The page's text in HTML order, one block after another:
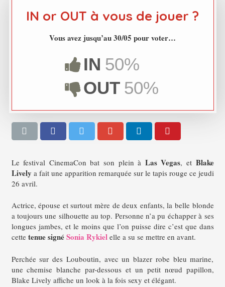
IN or OUT à vous de jouer ?
Vous avez jusqu’au 30/05 pour voter…
IN 50%
OUT 50%
Le festival CinemaCon bat son plein à Las Vegas, et Blake
Lively a fait une apparition remarquée sur le tapis rouge ce jeudi
26 avril.
Actrice, épouse et surtout mère de deux enfants, la belle blonde
a toujours une silhouette au top. Personne n’a pu échapper à ses
longues jambes, et le moins que l’on puisse dire c’est que dans
cette tenue signéSonia Rykielelle a su se mettre en avant.
Perchée sur des Louboutin, avec un blazer robe bleu marine,
une chemise blanche par-dessous et un petit nœud papillon,
Blake Lively affiche un look à la fois sexy et élégant.